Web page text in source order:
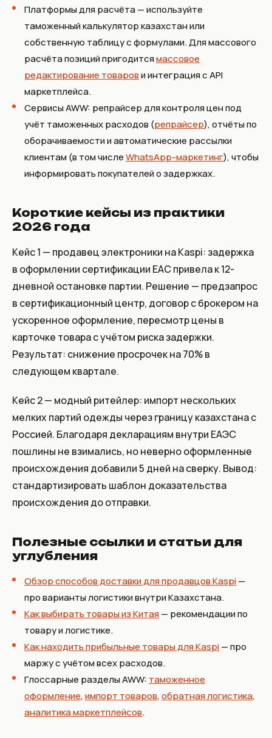
Платформы для расчёта — используйте
таможенный калькулятор казахстан или
собственную таблицу с формулами. Для массового
расчёта позиций пригодитсямассовое
редактирование товарови интеграция с API
маркетплейса.
Сервисы AWW: репрайсер для контроля цен под
учёт таможенных расходов (репрайсер), отчёты по
оборачиваемости и автоматические рассылки
клиентам (в том числеWhatsApp-маркетинг), чтобы
информировать покупателей о задержках.
Короткие кейсы из практики
2026 года
Кейс 1 — продавец электроники на Kaspi: задержка
в оформлении сертификации EAC привела к 12-
дневной остановке партии. Решение — предзапрос
в сертификационный центр, договор с брокером на
ускоренное оформление, пересмотр цены в
карточке товара с учётом риска задержки.
Результат: снижение просрочек на 70% в
следующем квартале.
Кейс 2 — модный ритейлер: импорт нескольких
мелких партий одежды через границу казахстана с
Россией. Благодаря декларациям внутри ЕАЭС
пошлины не взимались, но неверно оформленные
происхождения добавили 5 дней на сверку. Вывод:
стандартизировать шаблон доказательства
происхождения до отправки.
Полезные ссылки и статьи для
углубления
Обзор способов доставки для продавцов Kaspi—
про варианты логистики внутри Казахстана.
Как выбирать товары из Китая— рекомендации по
товару и логистике.
Как находить прибыльные товары для Kaspi— про
маржу с учётом всех расходов.
Глоссарные разделы AWW: таможенное
оформление,импорт товаров,обратная логистика,
аналитика маркетплейсов.